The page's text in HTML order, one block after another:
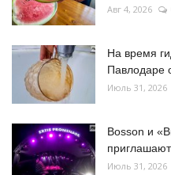
Авг 4, 2026
На время
Павлодаре
Июль 31, 2026
Bosson и
Июль 31, 2026